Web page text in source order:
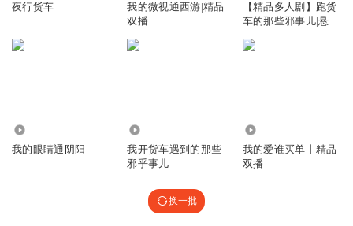
夜行货车
我的微视通西游|精品
双播
【精品多人剧】跑货
车的那些邪事儿|悬疑
我的眼睛通阴阳
我开货车遇到的那些
邪乎事儿
我的爱谁买单丨精品
双播
换一批